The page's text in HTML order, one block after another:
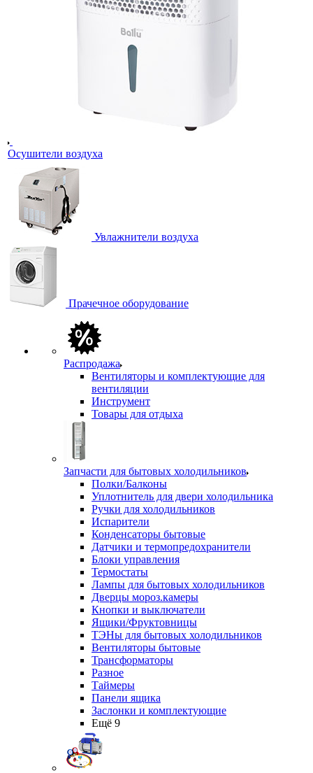
Осушители воздуха
Увлажнители воздуха
Прачечное оборудование
Распродажа
Вентиляторы и комплектующие для
вентиляции
Инструмент
Товары для отдыха
Запчасти для бытовых холодильников
Полки/Балконы
Уплотнитель для двери холодильника
Ручки для холодильников
Испарители
Конденсаторы бытовые
Датчики и термопредохранители
Блоки управления
Термостаты
Лампы для бытовых холодильников
Дверцы мороз.камеры
Кнопки и выключатели
Ящики/Фруктовницы
ТЭНы для бытовых холодильников
Вентиляторы бытовые
Трансформаторы
Разное
Таймеры
Панели ящика
Заслонки и комплектующие
Ещё 9